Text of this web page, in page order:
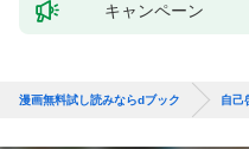
キャンペーン
漫画無料試し読みならdブック 自己